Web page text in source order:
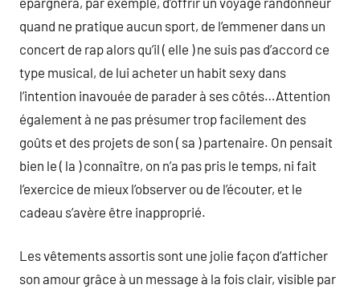
quand ne pratique aucun sport, de l’emmener dans un
concert de rap alors qu’il ( elle ) ne suis pas d’accord ce
type musical, de lui acheter un habit sexy dans
l’intention inavouée de parader à ses côtés…Attention
également à ne pas présumer trop facilement des
goûts et des projets de son ( sa ) partenaire. On pensait
bien le ( la ) connaître, on n’a pas pris le temps, ni fait
l’exercice de mieux l’observer ou de l’écouter, et le
cadeau s’avère être inapproprié.
Les vêtements assortis sont une jolie façon d’afficher
son amour grâce à un message à la fois clair, visible par